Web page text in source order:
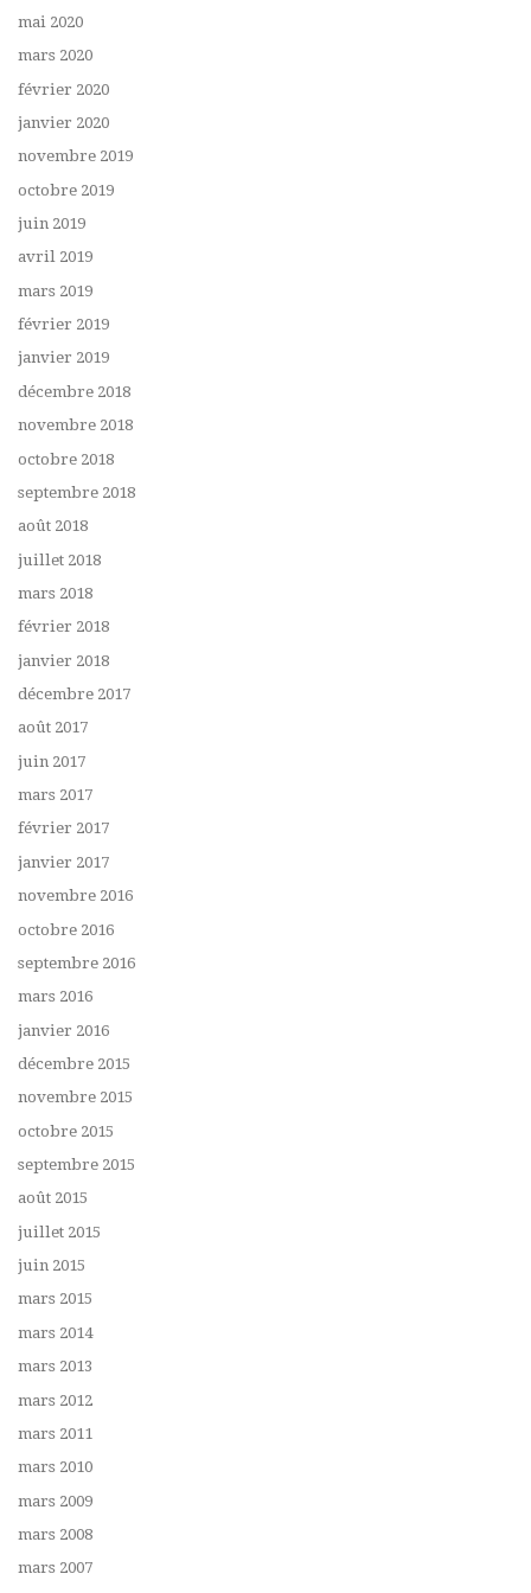
mai 2020
mars 2020
février 2020
janvier 2020
novembre 2019
octobre 2019
juin 2019
avril 2019
mars 2019
février 2019
janvier 2019
décembre 2018
novembre 2018
octobre 2018
septembre 2018
août 2018
juillet 2018
mars 2018
février 2018
janvier 2018
décembre 2017
août 2017
juin 2017
mars 2017
février 2017
janvier 2017
novembre 2016
octobre 2016
septembre 2016
mars 2016
janvier 2016
décembre 2015
novembre 2015
octobre 2015
septembre 2015
août 2015
juillet 2015
juin 2015
mars 2015
mars 2014
mars 2013
mars 2012
mars 2011
mars 2010
mars 2009
mars 2008
mars 2007